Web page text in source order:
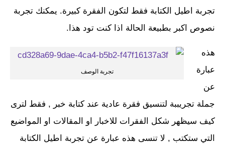
تجربة اطيل الكتابة فقط لتكون الفقرة كبيرة. يمكنك تجربة
نصوص اكبر بطبيعة الحالة اذا كنت تود هذا.
تجربة الوصف
هذه
عبارة
عن
جملة تجريببة لتنسيق فقرة عادية عند كتابة خبر , فقط لترى
كيف سيظهر شكل الفقرات للاخبار او المقالات او المواضيع
التي ستكتب , لا تنسى هذه عبارة عن تجربة اطيل الكتابة